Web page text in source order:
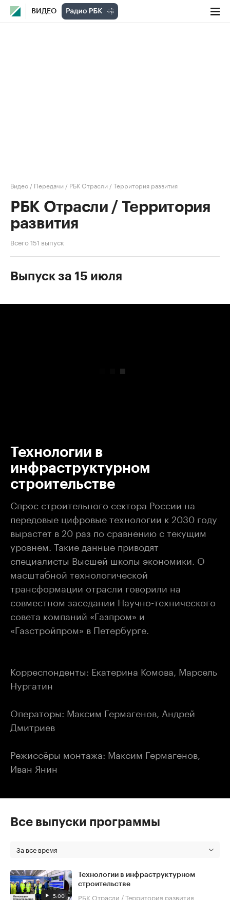
ВИДЕО
Видео / Передачи / РБК Отрасли / Территория развития
РБК Отрасли / Территория
развития
Всего 151 выпуск
Выпуск за 15 июля
Технологии в
инфраструктурном
строительстве
Спрос строительного сектора России на
передовые цифровые технологии к 2030 году
вырастет в 20 раз по сравнению с текущим
уровнем. Такие данные приводят
специалисты Высшей школы экономики. О
масштабной технологической
трансформации отрасли говорили на
совместном заседании Научно-технического
совета компаний «Газпром» и
«Газстройпром» в Петербурге.
Корреспонденты: Екатерина Комова, Марсель
Нургатин
Операторы: Максим Гермагенов, Андрей
Дмитриев
Режиссёры монтажа: Максим Гермагенов,
Иван Янин
Все выпуски программы
За все время
5:00
Технологии в инфраструктурном
строительстве
РБК Отрасли / Территория развития